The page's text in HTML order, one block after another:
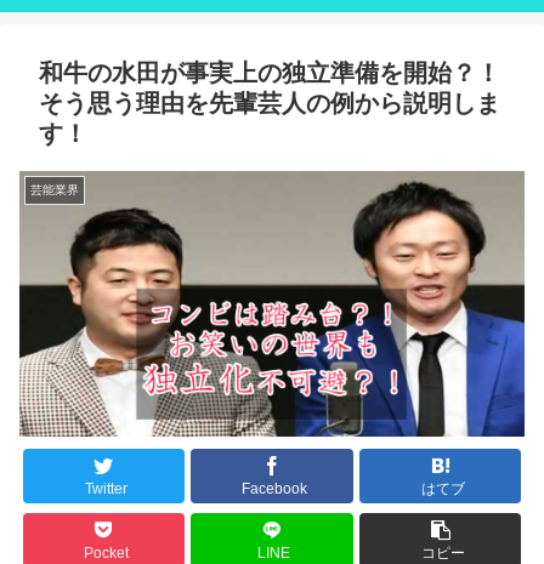
和牛の水田が事実上の独立準備を開始？！
そう思う理由を先輩芸人の例から説明しま
す！
芸能業界
Twitter Facebook はてブ
Pocket LINE コピー